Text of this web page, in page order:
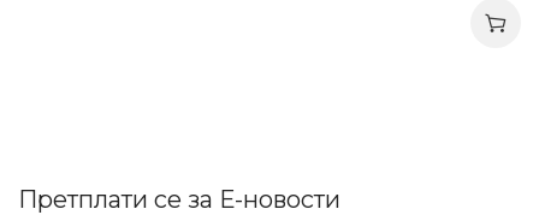
Претплати се за Е-новости